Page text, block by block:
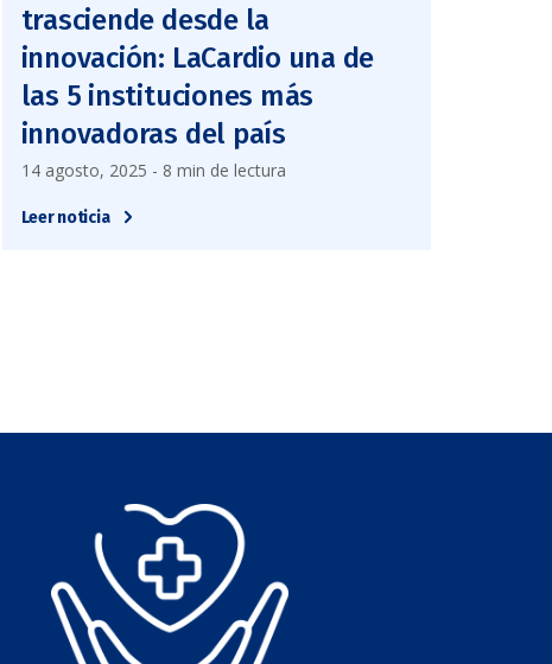
trasciende desde la
innovación: LaCardio una de
las 5 instituciones más
innovadoras del país
14 agosto, 2025 - 8 min de lectura
Leer noticia